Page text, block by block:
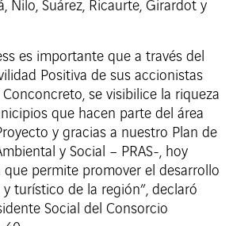
Nilo, Suárez, Ricaurte, Girardot y
es importante que a través del
Positiva de sus accionistas
se visibilice la riqueza
que hacen parte del área
y gracias a nuestro Plan de
y Social – PRAS-, hoy
permite promover el desarrollo
turístico de la región”, declaró
Social del Consorcio